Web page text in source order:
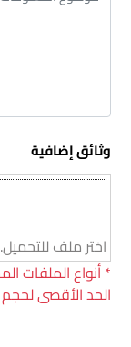
وثائق إضافية
اختر ملف للتحميل.
*
الحد الأقصى لحجم الملف